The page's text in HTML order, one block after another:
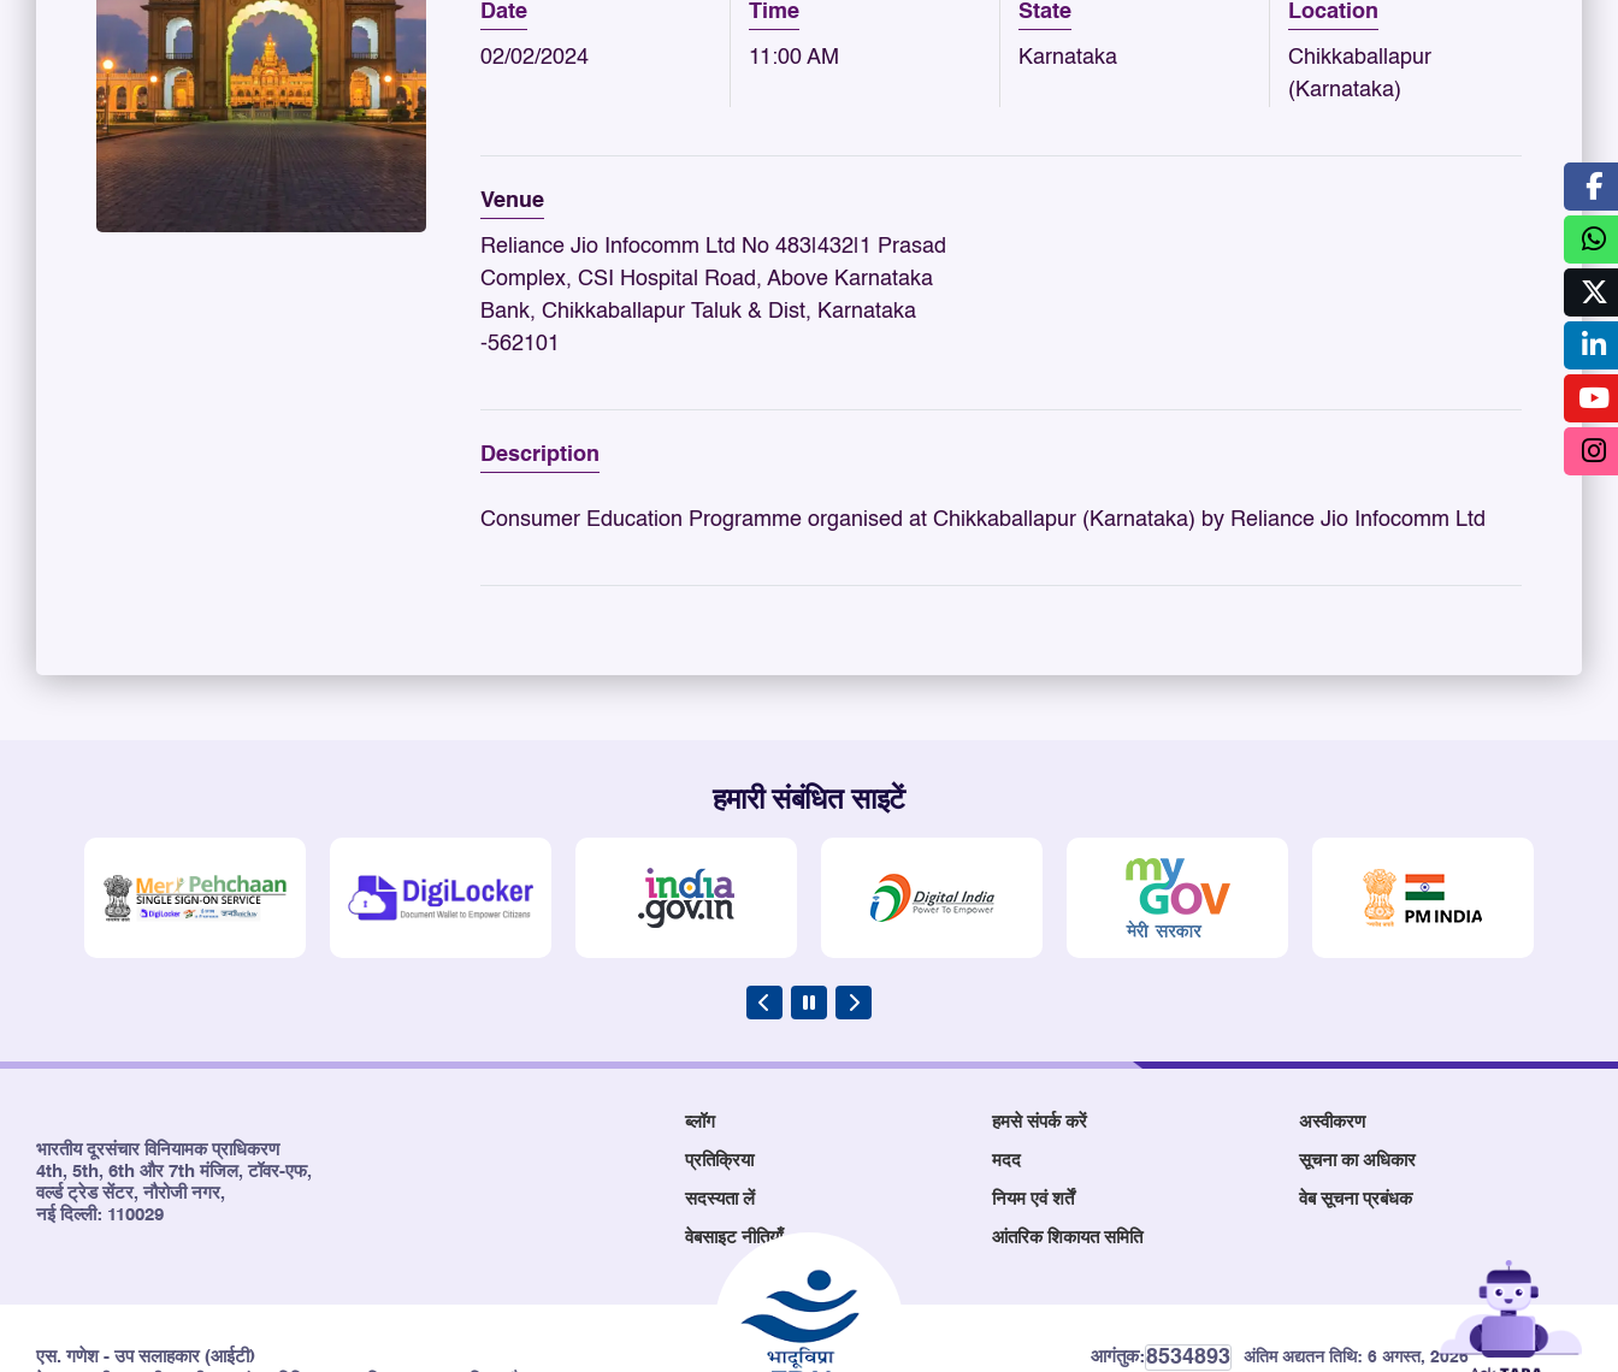
Date
02/02/2024
Time
11:00 AM
State
Karnataka
Location
Chikkaballapur
(Karnataka)
Venue
Reliance Jio Infocomm Ltd No 483|432|1 Prasad
Complex, CSI Hospital Road, Above Karnataka
Bank, Chikkaballapur Taluk & Dist, Karnataka
-562101
Description
Consumer Education Programme organised at Chikkaballapur (Karnataka) by Reliance Jio Infocomm Ltd
हमारी संबंधित साइटें
भारतीय दूरसंचार विनियामक प्राधिकरण
4th, 5th, 6th और 7th मंजिल, टॉवर-एफ,
वर्ल्ड ट्रेड सेंटर, नौरोजी नगर,
नई दिल्ली: 110029
ब्लॉग हमसे संपर्क करें अस्वीकरण
प्रतिक्रिया मदद सूचना का अधिकार
सदस्यता लें नियम एवं शर्तें वेब सूचना प्रबंधक
वेबसाइट नीतियाँ आंतरिक शिकायत समिति
एस. गणेश - उप सलाहकार (आईटी) आगंतुक:8534893 अंतिम अद्यतन तिथि: 6 अगस्त, 2026